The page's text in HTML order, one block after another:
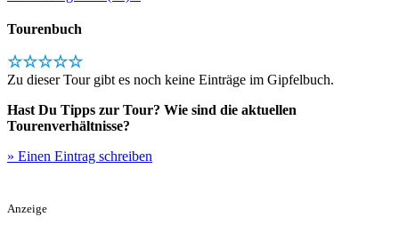
Tourenbuch
☆☆☆☆☆
Zu dieser Tour gibt es noch keine Einträge im Gipfelbuch.
Hast Du Tipps zur Tour? Wie sind die aktuellen
Tourenverhältnisse?
» Einen Eintrag schreiben
Anzeige